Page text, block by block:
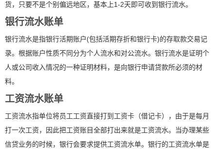
货，只要不是个别偏远地区，基本上1-2天即可收到银行流水。
银行流水账单
银行流水是指银行活期账户(包括活期存折和银行卡)的存取款交易记
录。根据账户性质不同分为个人流水和对公流水。银行流水是证明个
人或公司收入情况的一种证明材料，是向银行申请贷款所必须的材
料。
工资流水账单
工资流水指单位将员工工资直接打到工资卡（借记卡），由于是每月
打一次工资，因此把工资账目全部打出来就是工资流水。当办理某些
信贷业务的时候，银行会要求提供工资流水单。银行的工资流水单是